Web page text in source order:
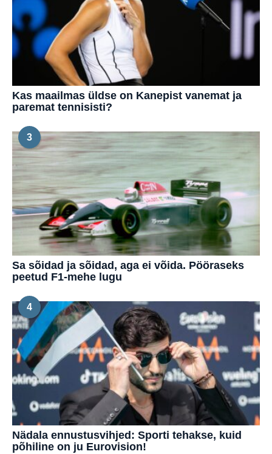
Kas maailmas üldse on Kanepist vanemat ja
paremat tennisisti?
3
Sa sõidad ja sõidad, aga ei võida. Pööraseks
peetud F1-mehe lugu
4
Nädala ennustusvihjed: Sporti tehakse, kuid
põhiline on ju Eurovision!